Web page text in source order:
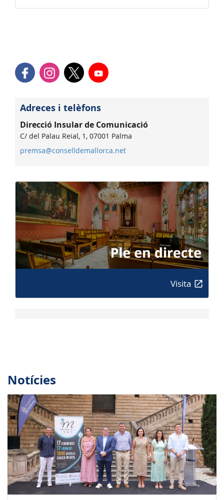
Adreces i telèfons
Direcció Insular de Comunicació
C/ del Palau Reial, 1, 07001 Palma
premsa@conselldemallorca.net
Visita
Notícies